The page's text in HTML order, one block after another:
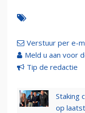
Verstuur per e-
Meld u aan voor
Tip de redactie
Staking
op